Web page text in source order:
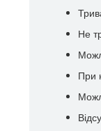
Не
При